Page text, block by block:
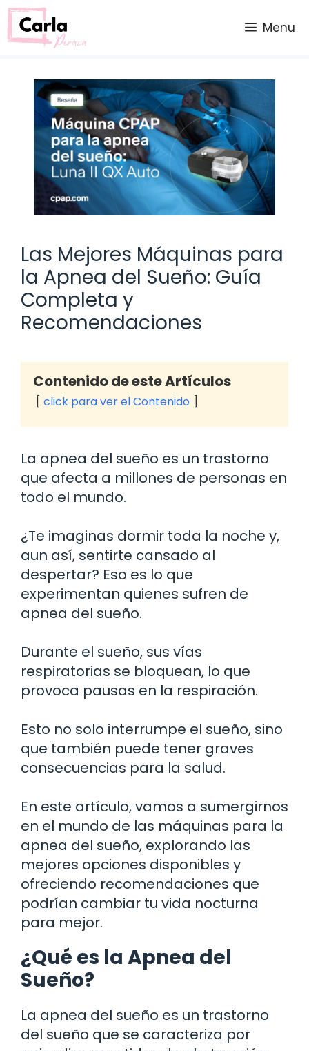
Saltar
al
contenido
Menu
Las Mejores Máquinas para
la Apnea del Sueño: Guía
Completa y
Recomendaciones
Contenido de este Artículos
click para ver el Contenido
La apnea del sueño es un trastorno
que afecta a millones de personas en
todo el mundo.
¿Te imaginas dormir toda la noche y,
aun así, sentirte cansado al
despertar? Eso es lo que
experimentan quienes sufren de
apnea del sueño.
Durante el sueño, sus vías
respiratorias se bloquean, lo que
provoca pausas en la respiración.
Esto no solo interrumpe el sueño, sino
que también puede tener graves
consecuencias para la salud.
En este artículo, vamos a sumergirnos
en el mundo de las máquinas para la
apnea del sueño, explorando las
mejores opciones disponibles y
ofreciendo recomendaciones que
podrían cambiar tu vida nocturna
para mejor.
¿Qué es la Apnea del
Sueño?
La apnea del sueño es un trastorno
del sueño que se caracteriza por